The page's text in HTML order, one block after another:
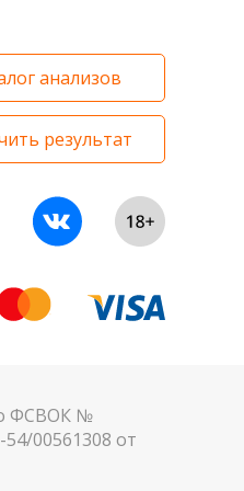
анализов
результат
ФСВОК №
00561308 от